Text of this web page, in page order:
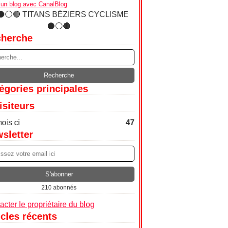
blog avec CanalBlog
principales
ci 47
210 abonnés
le propriétaire du blog
récents